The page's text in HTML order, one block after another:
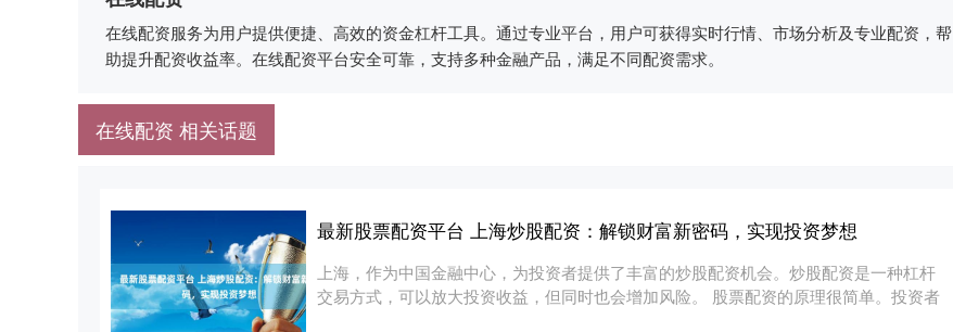
在线配资服务为用户提供便捷、高效的资金杠杆工具。通过专业平台，用户可获得实时行情、市场分析及专业配资，帮
助提升配资收益率。在线配资平台安全可靠，支持多种金融产品，满足不同配资需求。
在线配资 相关话题
最新股票配资平台 上海炒股配资：解锁财富新密码，实现投资梦想
上海，作为中国金融中心，为投资者提供了丰富的炒股配资机会。炒股配资是一种杠杆
交易方式，可以放大投资收益，但同时也会增加风险。 股票配资的原理很简单。投资者